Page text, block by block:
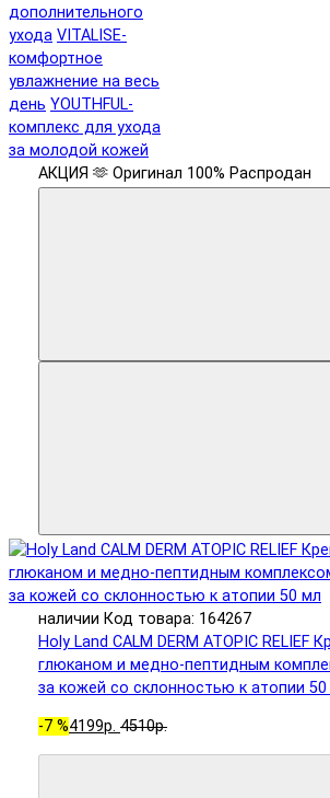
дополнительного
ухода VITALISE-
комфортное
увлажнение на весь
день YOUTHFUL-
комплекс для ухода
за молодой кожей
АКЦИЯ 🫶 Оригинал 100% Распродан
наличии Код товара: 164267
Holy Land CALM DERM ATOPIC RELIEF
глюканом и медно-пептидным
за кожей со склонностью к атопии
-7 %4199р. 4510р.